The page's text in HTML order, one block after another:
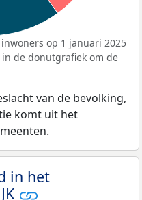
op 1 januari 2025
de donutgrafiek om de
van de bevolking,
komt uit het
in het